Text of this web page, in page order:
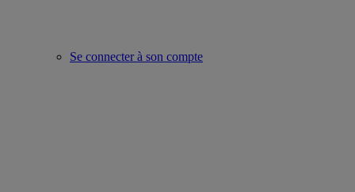
Se connecter à son compte